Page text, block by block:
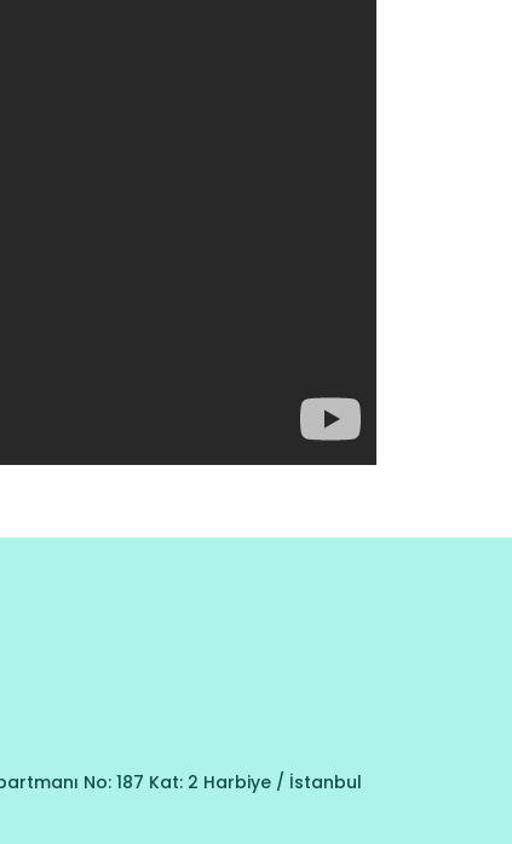
No: 187 Kat: 2 Harbiye / İstanbul